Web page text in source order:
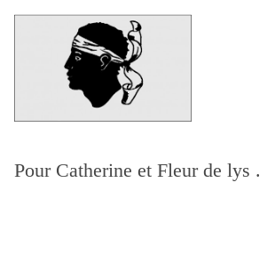
Pour Catherine et Fleur de lys .